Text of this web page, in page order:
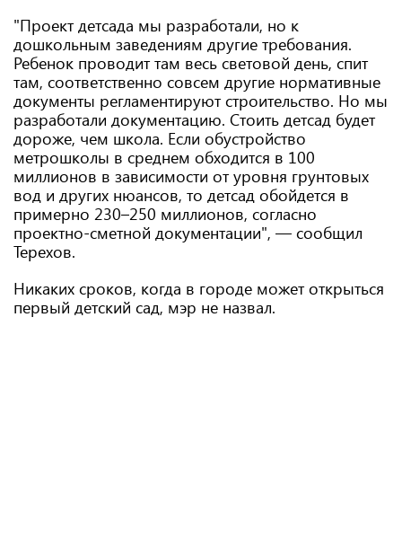
"Проект детсада мы разработали, но к
дошкольным заведениям другие требования.
Ребенок проводит там весь световой день, спит
там, соответственно совсем другие нормативные
документы регламентируют строительство. Но мы
разработали документацию. Стоить детсад будет
дороже, чем школа. Если обустройство
метрошколы в среднем обходится в 100
миллионов в зависимости от уровня грунтовых
вод и других нюансов, то детсад обойдется в
примерно 230–250 миллионов, согласно
проектно-сметной документации", — сообщил
Терехов.
Никаких сроков, когда в городе может открыться
первый детский сад, мэр не назвал.